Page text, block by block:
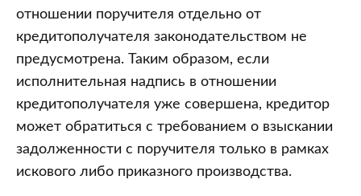
отношении поручителя отдельно от
кредитополучателя законодательством не
предусмотрена. Таким образом, если
исполнительная надпись в отношении
кредитополучателя уже совершена, кредитор
может обратиться с требованием о взыскании
задолженности с поручителя только в рамках
искового либо приказного производства.